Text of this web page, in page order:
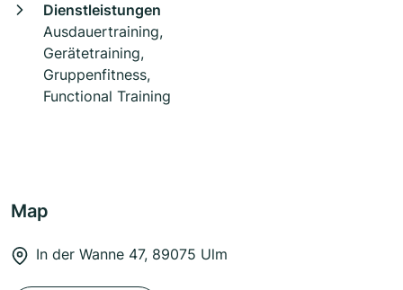
Dienstleistungen
Ausdauertraining,
Gerätetraining,
Gruppenfitness,
Functional Training
Map
In der Wanne 47, 89075 Ulm